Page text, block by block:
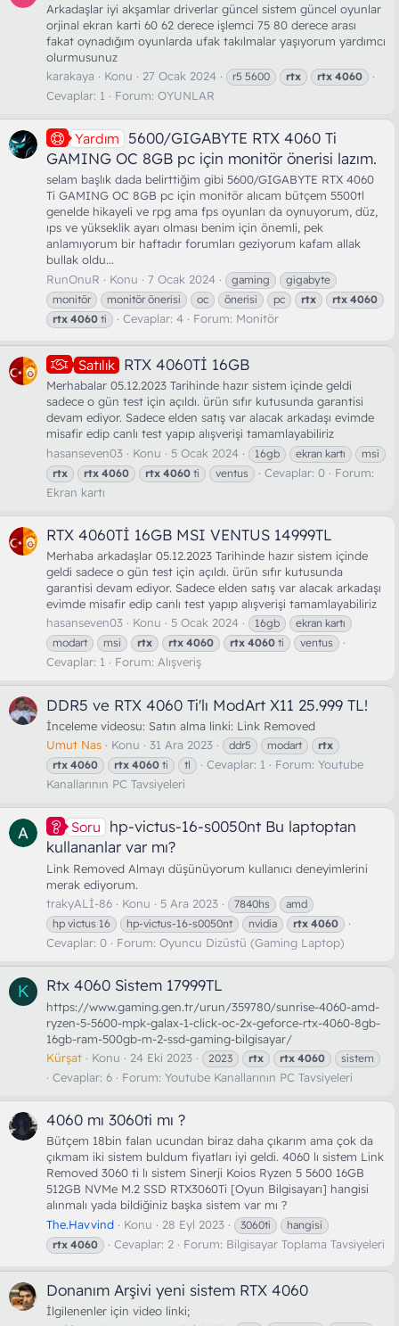
Arkadaşlar iyi akşamlar driverlar güncel sistem güncel oyunlar
orjinal ekran karti 60 62 derece işlemci 75 80 derece arası
fakat oynadığım oyunlarda ufak takılmalar yaşıyorum yardımcı
olurmusunuz
karakaya
Konu 27 Ocak 2024 r5 5600 rtx rtx 4060
Cevaplar: 1 Forum: OYUNLAR
Yardım
5600/GIGABYTE RTX 4060 Ti
GAMING OC 8GB pc için monitör önerisi lazım.
selam başlık dada belirttiğim gibi 5600/GIGABYTE RTX 4060
Ti GAMING OC 8GB pc için monitör alıcam bütçem 5500tl
genelde hikayeli ve rpg ama fps oyunları da oynuyorum, düz,
ıps ve yükseklik ayarı olması benim için önemli, pek
anlamıyorum bir haftadır forumları geziyorum kafam allak
bullak oldu...
RunOnuR
Konu 7 Ocak 2024 gaming
gigabyte
monitör
monitör önerisi oc önerisi pc rtx rtx 4060
rtx 4060 ti Cevaplar: 4 Forum: Monitör
Satılık RTX 4060Tİ 16GB
Merhabalar 05.12.2023 Tarihinde hazır sistem içinde geldi
sadece o gün test için açıldı. ürün sıfır kutusunda garantisi
devam ediyor. Sadece elden satış var alacak arkadaşı evimde
misafir edip canlı test yapıp alışverişi tamamlayabiliriz
hasanseven03
Konu 5 Ocak 2024 16gb ekran kartı
msi
rtx
rtx 4060 rtx 4060 ti ventus Cevaplar: 0
Forum:
Ekran kartı
RTX 4060Tİ 16GB MSI VENTUS 14999TL
Merhaba arkadaşlar 05.12.2023 Tarihinde hazır sistem içinde
geldi sadece o gün test için açıldı. ürün sıfır kutusunda
garantisi devam ediyor. Sadece elden satış var alacak arkadaşı
evimde misafir edip canlı test yapıp alışverişi tamamlayabiliriz
hasanseven03
Konu 5 Ocak 2024 16gb
ekran kartı
modart
msi rtx rtx 4060 rtx 4060 ti ventus
Cevaplar: 1 Forum: Alışveriş
DDR5 ve RTX 4060 Ti'lı ModArt X11 25.999 TL!
İnceleme videosu: Satın alma linki: Link Removed
Umut Nas
Konu 31 Ara 2023 ddr5 modart
rtx
rtx 4060 rtx 4060 ti tl Cevaplar: 1 Forum: Youtube
Kanallarının PC Tavsiyeleri
Soru
hp-victus-16-s0050nt Bu laptoptan
kullananlar var mı?
Link Removed Almayı düşünüyorum kullanıcı deneyimlerini
merak ediyorum.
trakyALİ-86
Konu 5 Ara 2023 7840hs
amd
hp victus 16
hp-victus-16-s0050nt nvidia rtx 4060
Cevaplar: 0 Forum: Oyuncu Dizüstü (Gaming Laptop)
K Rtx 4060 Sistem 17999TL
https://www.gaming.gen.tr/urun/359780/sunrise-4060-amd-
ryzen-5-5600-mpk-galax-1-click-oc-2x-geforce-rtx-4060-8gb-
16gb-ram-500gb-m-2-ssd-gaming-bilgisayar/
Kürşat
Konu 24 Eki 2023 2023 rtx rtx 4060 sistem
Cevaplar: 6 Forum: Youtube Kanallarının PC Tavsiyeleri
4060 mı 3060ti mı ?
Bütçem 18bin falan ucundan biraz daha çıkarım ama çok da
çıkmam iki sistem buldum fiyatları iyi geldi. 4060 lı sistem Link
Removed 3060 ti lı sistem Sinerji Koios Ryzen 5 5600 16GB
512GB NVMe M.2 SSD RTX3060Ti [Oyun Bilgisayarı] hangisi
alınmalı yada bildiğiniz başka sistem var mı ?
The.Havvind
Konu 28 Eyl 2023 3060ti
hangisi
rtx 4060 Cevaplar: 2 Forum: Bilgisayar Toplama Tavsiyeleri
Donanım Arşivi yeni sistem RTX 4060
İlgilenenler için video linki;